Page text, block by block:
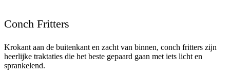
Conch Fritters
Krokant aan de buitenkant en zacht van binnen, conch fritters zijn
heerlijke traktaties die het beste gepaard gaan met iets licht en
sprankelend.